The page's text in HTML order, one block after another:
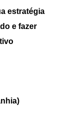
estratégia
e fazer